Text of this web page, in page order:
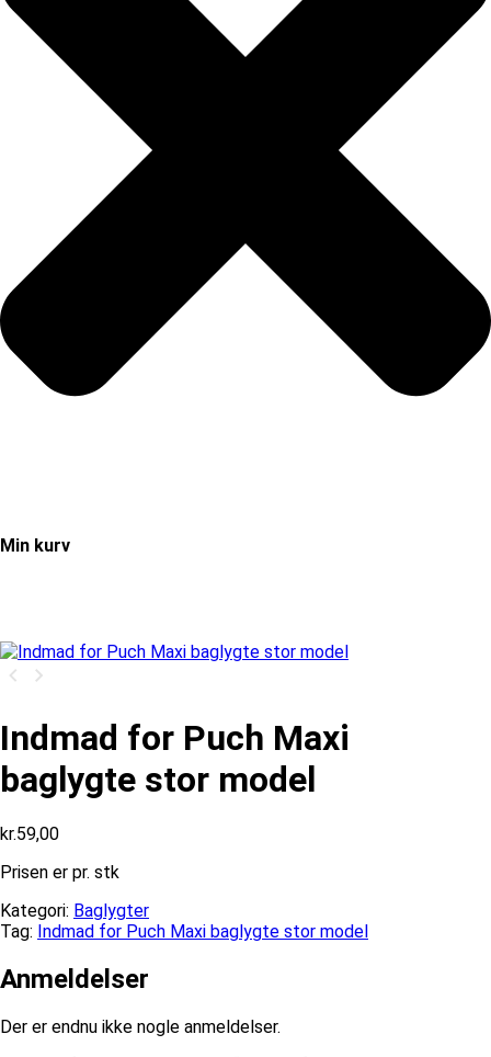
Min kurv
Indmad for Puch Maxi
baglygte stor model
kr.59,00
Prisen er pr. stk
Kategori: Baglygter
Tag: Indmad for Puch Maxi baglygte stor model
Anmeldelser
Der er endnu ikke nogle anmeldelser.